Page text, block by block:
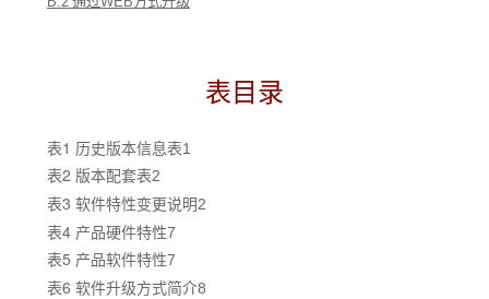
表目录
表1 历史版本信息表1
表2 版本配套表2
表3 软件特性变更说明2
表4 产品硬件特性7
表5 产品软件特性7
表6 软件升级方式简介8